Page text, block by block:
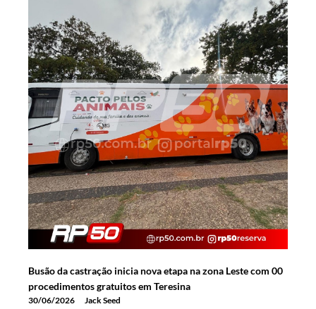
Busão da castração inicia nova etapa na zona Leste com 00
procedimentos gratuitos em Teresina
30/06/2026 Jack Seed